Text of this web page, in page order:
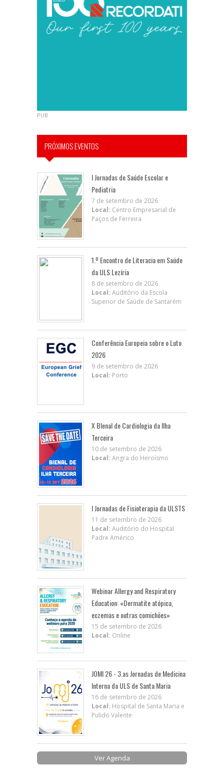
PUB
PRÓXIMOS EVENTOS
I Jornadas de Saúde Escolar e
Pediatria
7 de setembro de 2026
Local: Centro Empresarial de
Paços de Ferreira
1.º Encontro de Literacia em Saúde
da ULS Lezíria
8 de setembro de 2026
Local: Auditório da Escola
Superior de Saúde de Santarém
Conferência Europeia sobre o Luto
2026
9 de setembro de 2026
Local: Porto
X BIenal de Cardiologia da Ilha
Terceira
10 de setembro de 2026
Local: Angra do Heroísmo
I Jornadas de Fisioterapia da ULSTS
11 de setembro de 2026
Local: Auditório do Hospital
Padre Américo
Webinar Allergy and Respiratory
Education: «Dermatite atópica,
eczemas e outras comichões»
15 de setembro de 2026
Local: Online
JOMI 26 - 3.as Jornadas de Medicina
Interna da ULS de Santa Maria
16 de setembro de 2026
Local: Hospital de Santa Maria e
Pulido Valente
Ver Agenda